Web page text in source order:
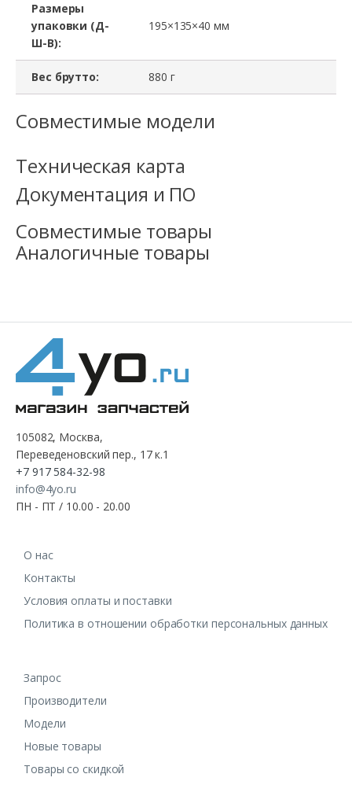
Размеры
упаковки (Д-
Ш-В):
195×135×40 мм
Вес брутто: 880 г
Совместимые модели
Техническая карта
Документация и ПО
Совместимые товары
Аналогичные товары
105082, Москва,
Переведеновский пер., 17 к.1
+7 917 584-32-98
info@4yo.ru
ПН - ПТ / 10.00 - 20.00
О нас
Контакты
Условия оплаты и поставки
Политика в отношении обработки персональных данных
Запрос
Производители
Модели
Новые товары
Товары со скидкой